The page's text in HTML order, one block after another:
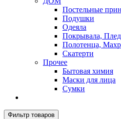
Постельные
Подушки
Одеяла
Покрывала,
Полотенца,
Скатерти
Прочее
Бытовая химия
Маски для лица
Сумки
Фильтр товаров